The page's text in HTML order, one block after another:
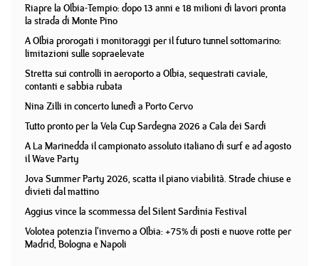
Riapre la Olbia-Tempio: dopo 13 anni e 18 milioni di lavori pronta
la strada di Monte Pino
A Olbia prorogati i monitoraggi per il futuro tunnel sottomarino:
limitazioni sulle sopraelevate
Stretta sui controlli in aeroporto a Olbia, sequestrati caviale,
contanti e sabbia rubata
Nina Zilli in concerto lunedì a Porto Cervo
Tutto pronto per la Vela Cup Sardegna 2026 a Cala dei Sardi
A La Marinedda il campionato assoluto italiano di surf e ad agosto
il Wave Party
Jova Summer Party 2026, scatta il piano viabilità. Strade chiuse e
divieti dal mattino
Aggius vince la scommessa del Silent Sardinia Festival
Volotea potenzia l'inverno a Olbia: +75% di posti e nuove rotte per
Madrid, Bologna e Napoli